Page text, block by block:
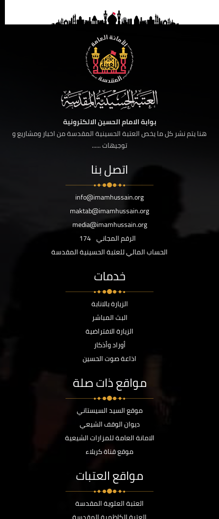
بوابة الامام الحسين الالكترونية
هنا يتم نشر كل ما يخص العتبة الحسينية المقدسة من اخبار ومشاريع و
توجيهات ......
اتصل بنا
info@imamhussain.org
maktab@imamhussain.org
media@imamhussain.org
الرقم المجاني 174
الحساب المالي للعتبة الحسينية المقدسة
خدمات
الزيارة بالانابة
البث المباشر
الزيارة الافتراضية
أوراد وأذكار
اذاعة صوت الحسين
مواقع ذات صلة
موقع السيد السيستاني
ديوان الوقف الشيعي
الامانة العامة للمزارات الشيعية
موقع قناة كربلاء
مواقع العتبات
العتبة العلوية المقدسة